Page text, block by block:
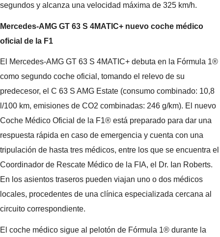
segundos y alcanza una velocidad máxima de 325 km/h.
Mercedes-AMG GT 63 S 4MATIC+ nuevo coche médico
oficial de la F1
El Mercedes-AMG GT 63 S 4MATIC+ debuta en la Fórmula 1®
como segundo coche oficial, tomando el relevo de su
predecesor, el C 63 S AMG Estate (consumo combinado: 10,8
l/100 km, emisiones de CO2 combinadas: 246 g/km). El nuevo
Coche Médico Oficial de la F1® está preparado para dar una
respuesta rápida en caso de emergencia y cuenta con una
tripulación de hasta tres médicos, entre los que se encuentra el
Coordinador de Rescate Médico de la FIA, el Dr. Ian Roberts.
En los asientos traseros pueden viajan uno o dos médicos
locales, procedentes de una clínica especializada cercana al
circuito correspondiente.
El coche médico sigue al pelotón de Fórmula 1® durante la